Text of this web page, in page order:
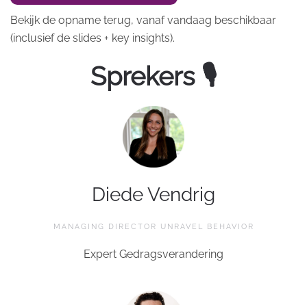
Bekijk de opname terug, vanaf vandaag beschikbaar
(inclusief de slides + key insights).
Sprekers 🎙
Diede Vendrig
MANAGING DIRECTOR UNRAVEL BEHAVIOR
Expert Gedragsverandering